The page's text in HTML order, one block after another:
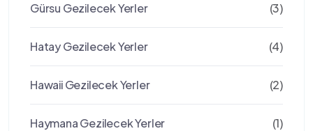
Gürsu Gezilecek Yerler (3)
Hatay Gezilecek Yerler (4)
Hawaii Gezilecek Yerler (2)
Haymana Gezilecek Yerler (1)